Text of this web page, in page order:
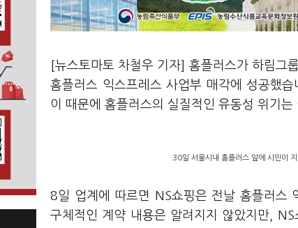
[뉴스토마토 차철우 기자] 홈플러스가 하림그
홈플러스 익스프레스 사업부 매각에 성공했
이 때문에 홈플러스의 실질적인 유동성 위기는
30일 서울시내 홈플러스 앞에 시민이
8일 업계에 따르면 NS쇼핑은 전날 홈플러스
구체적인 계약 내용은 알려지지 않았지만,